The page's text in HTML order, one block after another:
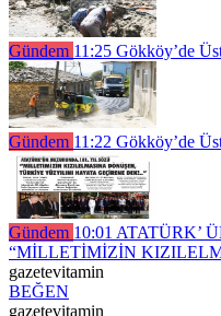
Gündem 11:25 Gökköy’de Üst
Gündem 11:22 Gökköy’de Üst
Gündem 10:01 ATATÜRK’
“MİLLETİMİZİN
gazetevitamin
BEĞEN
gazetevitamin